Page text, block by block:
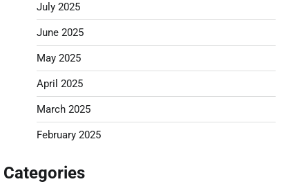
July 2025
June 2025
May 2025
April 2025
March 2025
February 2025
Categories